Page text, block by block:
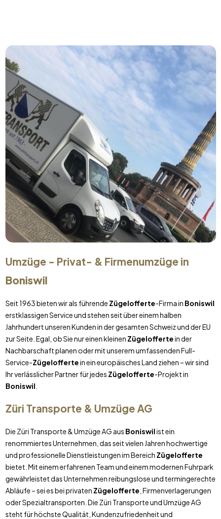
Umzüge - Privat- & Firmenumzüge in
Boniswil
Seit 1963 bieten wir als führende Zügelofferte-Firma in Boniswil
erstklassigen Service und stehen seit über einem halben
Jahrhundert unseren Kunden in der gesamten Schweiz und der EU
zur Seite. Egal, ob Sie nur einen kleinen Zügeloffertein der
Nachbarschaft planen oder mit unserem umfassenden Full-
Service-Zügeloffertein ein europäisches Land ziehen – wir sind
Ihr verlässlicher Partner für jedes Zügelofferte-Projekt in
Boniswil
Züri Transporte & Umzüge AG
Die Züri Transporte & Umzüge AG aus Boniswilist ein
renommiertes Unternehmen, das seit vielen Jahren hochwertige
und professionelle Dienstleistungen im Bereich Zügelofferte
bietet. Mit einem erfahrenen Team und einem modernen Fuhrpark
gewährleistet das Unternehmen reibungslose und termingerechte
Abläufe – sei es bei privaten Zügelofferte , Firmenverlagerungen
oder Spezialtransporten. Die Züri Transporte und Umzüge AG
steht für höchste Qualität, Kundenzufriedenheit und